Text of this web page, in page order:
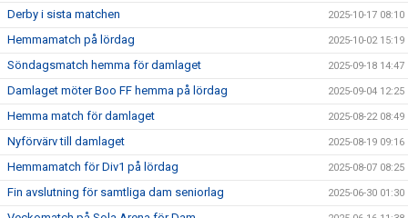
Derby i sista matchen 2025-10-17 08:10
Hemmamatch på lördag 2025-10-02 15:19
Söndagsmatch hemma för damlaget 2025-09-18 14:47
Damlaget möter Boo FF hemma på lördag 2025-09-04 12:25
Hemma match för damlaget 2025-08-22 08:49
Nyförvärv till damlaget 2025-08-19 09:16
Hemmamatch för Div1 på lördag 2025-08-07 08:25
Fin avslutning för samtliga dam seniorlag 2025-06-30 01:30